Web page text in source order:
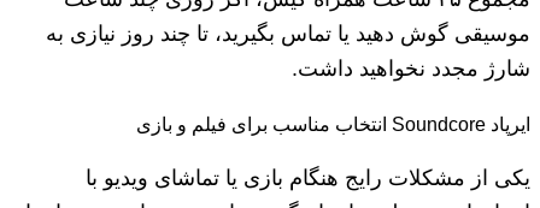
موسیقی گوش دهید یا تماس بگیرید، تا چند روز نیازی به
شارژ مجدد نخواهید داشت.
ایرپاد Soundcore انتخاب مناسب برای فیلم و بازی
یکی از مشکلات رایج هنگام بازی یا تماشای ویدیو با